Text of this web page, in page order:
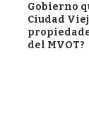
Gobierno
Ciudad
del MVOT?